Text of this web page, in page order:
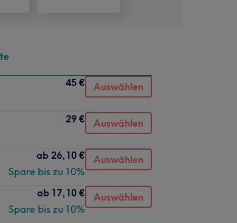
45 € Auswählen
29 € Auswählen
ab 26,10 €
Spare bis zu 10%
Auswählen
ab 17,10 €
Spare bis zu 10%
Auswählen